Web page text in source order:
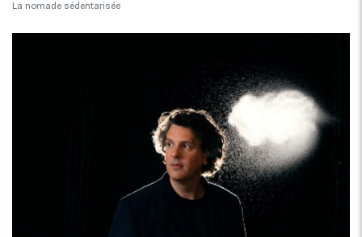
La nomade sédentarisée